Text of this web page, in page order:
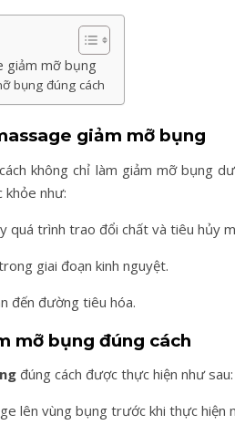
giảm mỡ bụng
bụng đúng cách
giảm mỡ bụng
không chỉ làm giảm mỡ bụng
khỏe như:
quá trình trao đổi chất và tiêu hủy
giai đoạn kinh nguyệt.
đến đường tiêu hóa.
mỡ bụng đúng cách
đúng cách được thực hiện như sau:
lên vùng bụng trước khi thực hiện